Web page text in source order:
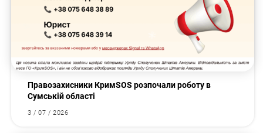
Правозахисники КримSOS розпочали роботу в
Сумській області
3 / 07 / 2026